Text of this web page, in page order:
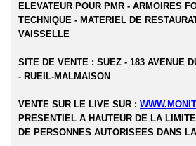
ELEVATEUR POUR PMR - ARMOIRES
TECHNIQUE - MATERIEL DE
VAISSELLE
SITE DE VENTE : SUEZ - 183 AVENUE
- RUEIL-MALMAISON
VENTE SUR LE LIVE SUR :
PRESENTIEL A HAUTEUR DE LA
DE PERSONNES AUTORISEES DANS